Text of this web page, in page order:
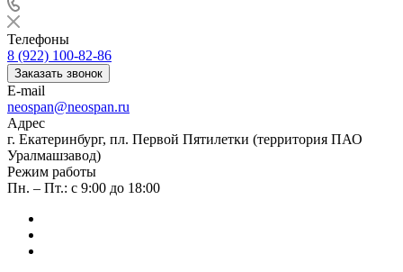
Телефоны
8 (922) 100-82-86
Заказать звонок
E-mail
neospan@neospan.ru
Адрес
г. Екатеринбург, пл. Первой Пятилетки (территория ПАО
Уралмашзавод)
Режим работы
Пн. – Пт.: с 9:00 до 18:00